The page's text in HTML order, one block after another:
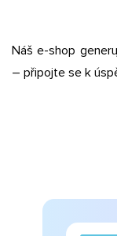
Náš e-shop
– připojte se k